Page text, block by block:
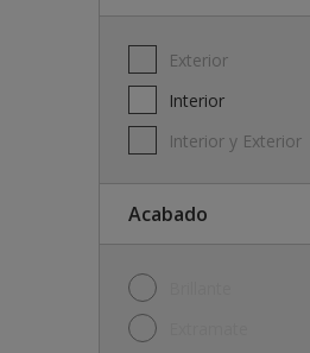
Exterior
Interior
Interior y Exterior
Acabado